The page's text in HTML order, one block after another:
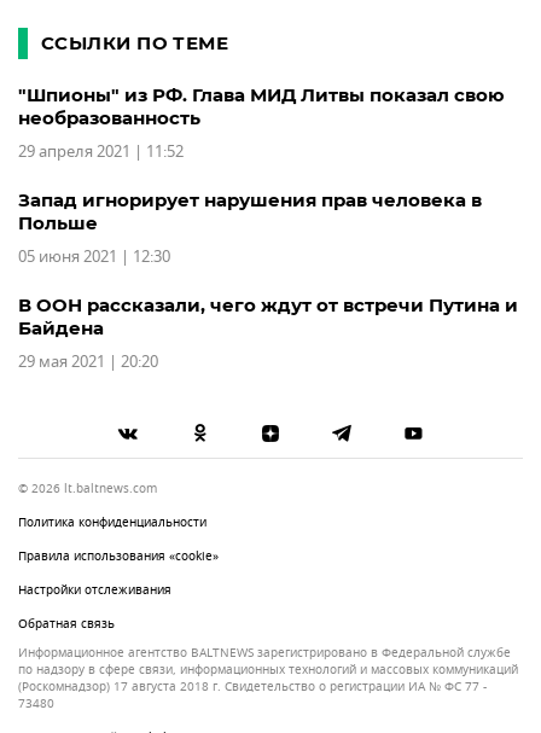
ССЫЛКИ ПО ТЕМЕ
"Шпионы" из РФ. Глава МИД Литвы показал свою
необразованность
29 апреля 2021 | 11:52
Запад игнорирует нарушения прав человека в
Польше
05 июня 2021 | 12:30
В ООН рассказали, чего ждут от встречи Путина и
Байдена
29 мая 2021 | 20:20
© 2026 lt.baltnews.com
Политика конфиденциальности
Правила использования «cookie»
Настройки отслеживания
Обратная связь
Информационное агентство BALTNEWS зарегистрировано в Федеральной службе
по надзору в сфере связи, информационных технологий и массовых коммуникаций
(Роскомнадзор) 17 августа 2018 г. Свидетельство о регистрации ИА № ФС 77 -
73480